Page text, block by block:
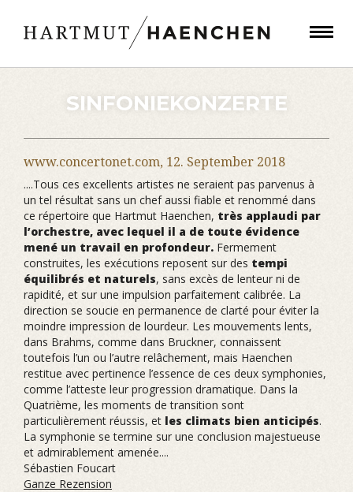
SINFONIEKONZERTE
www.concertonet.com, 12. September 2018
....Tous ces excellents artistes ne seraient pas parvenus à
un tel résultat sans un chef aussi fiable et renommé dans
ce répertoire que Hartmut Haenchen, très applaudi par
l’orchestre, avec lequel il a de toute évidence
mené un travail en profondeur. Fermement
construites, les exécutions reposent sur des tempi
équilibrés et naturels, sans excès de lenteur ni de
rapidité, et sur une impulsion parfaitement calibrée. La
direction se soucie en permanence de clarté pour éviter la
moindre impression de lourdeur. Les mouvements lents,
dans Brahms, comme dans Bruckner, connaissent
toutefois l’un ou l’autre relâchement, mais Haenchen
restitue avec pertinence l’essence de ces deux symphonies,
comme l’atteste leur progression dramatique. Dans la
Quatrième, les moments de transition sont
particulièrement réussis, et les climats bien anticipés.
La symphonie se termine sur une conclusion majestueuse
et admirablement amenée....
Sébastien Foucart
Ganze Rezension